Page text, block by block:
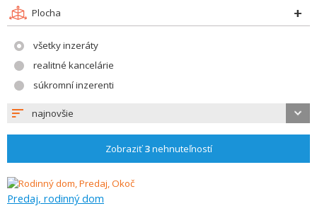
Plocha
všetky inzeráty
realitné kancelárie
súkromní inzerenti
najnovšie
Zobraziť3nehnuteľností
Predaj, rodinný dom